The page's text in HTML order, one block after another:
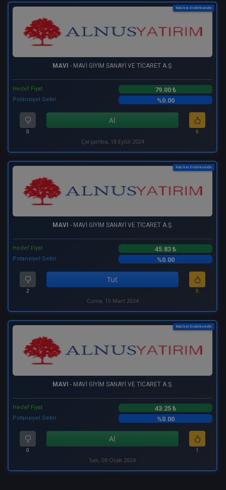
Katılım Endeksinde
MAVI - MAVİ GİYİM SANAYİ VE TİCARET A.Ş.
Hedef Fiyat 79.00 ₺
Potansiyel Getiri %0.00
0
Al
6
Çarşamba, 18 Eylül 2024
Katılım Endeksinde
MAVI - MAVİ GİYİM SANAYİ VE TİCARET A.Ş.
Hedef Fiyat 45.83 ₺
Potansiyel Getiri %0.00
2
Tut
5
Cuma, 15 Mart 2024
Katılım Endeksinde
MAVI - MAVİ GİYİM SANAYİ VE TİCARET A.Ş.
Hedef Fiyat 43.25 ₺
Potansiyel Getiri %0.00
0
Al
1
Salı, 09 Ocak 2024